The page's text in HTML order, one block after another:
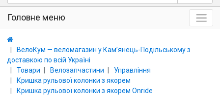
Головне меню
ВелоКум — веломагазин у Кам’янець-Подільському з
доставкою по всій Україні
Товари
Велозапчастини
Управління
Кришка рульової колонки з якорем
Кришка рульової колонки з якорем Onride